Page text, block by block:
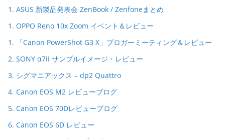
1. ASUS 新製品発表会 ZenBook / Zenfoneまとめ
1. OPPO Reno 10x Zoom イベント＆レビュー
1. 「Canon PowerShot G3 X」ブロガーミーティング＆レビュー
2. SONY α7II サンプルイメージ・レビュー
3. シグマニアックス – dp2 Quattro
4. Canon EOS M2 レビューブログ
5. Canon EOS 70Dレビューブログ
6. Canon EOS 6D レビュー